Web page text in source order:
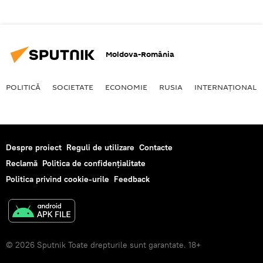
Moldova-România
POLITICĂ SOCIETATE ECONOMIE RUSIA INTERNAŢIONAL
Despre proiect Reguli de utilizare Contacte
Reclamă Politica de confidențialitate
Politica privind cookie-urile Feedback
© 2026 Sputnik Toate drepturile sunt garantate. 18+